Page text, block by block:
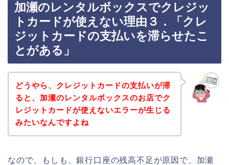
加瀬のレンタルボックスでクレジッ
トカードが使えない理由３．「クレ
ジットカードの支払いを滞らせたこ
とがある」
どうやら、クレジットカードの支払いが滞
ると、加瀬のレンタルボックスのお店でク
レジットカードが使えないエラーが生じる
みたいなんですよね
なので、もしも、銀行口座の残高不足が原因で、加瀬